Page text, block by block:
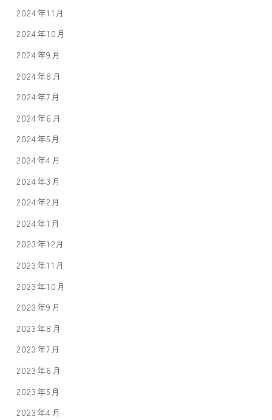
2024年11月
2024年10月
2024年9月
2024年8月
2024年7月
2024年6月
2024年5月
2024年4月
2024年3月
2024年2月
2024年1月
2023年12月
2023年11月
2023年10月
2023年9月
2023年8月
2023年7月
2023年6月
2023年5月
2023年4月